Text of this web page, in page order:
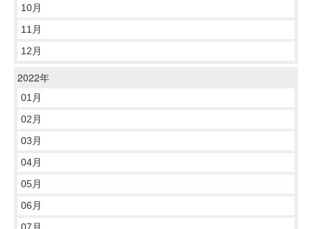
10月
11月
12月
2022年
01月
02月
03月
04月
05月
06月
07月